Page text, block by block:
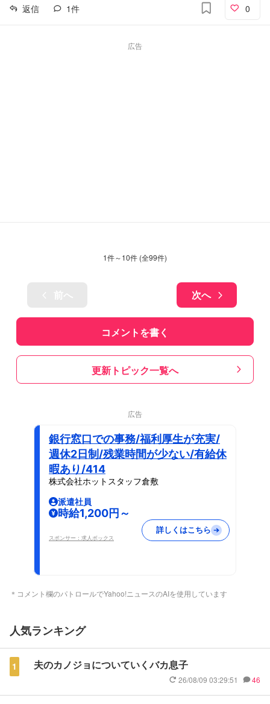
返信 1件 0
広告
1件～10件 (全99件)
次へ
コメントを書く
更新トピック一覧へ
広告
銀行窓口での事務/福利厚生が充実/
週休2日制/残業時間が少ない/有給休
暇あり/414
株式会社ホットスタッフ倉敷
派遣社員
時給1,200円～
スポンサー：求人ボックス
詳しくはこちら
＊コメント欄のパトロールでYahoo!ニュースのAIを使用しています
人気ランキング
1 夫のカノジョについていくバカ息子
26/08/09 03:29:51 46